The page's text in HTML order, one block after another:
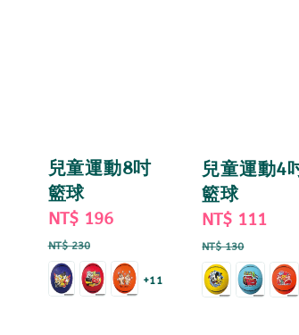
兒童運動8吋
籃球
Sale
price
NT$ 196
NT$ 230
+11
兒童運動4
籃球
Sale
price
NT$ 111
NT$ 130